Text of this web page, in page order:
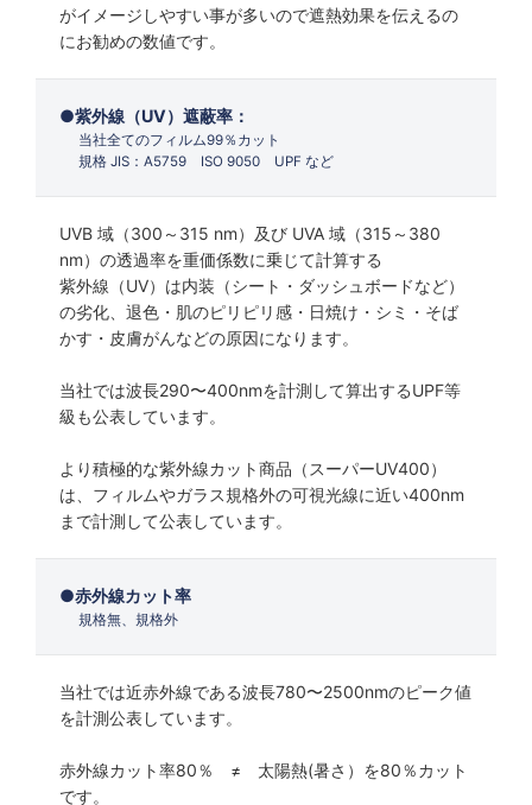
がイメージしやすい事が多いので遮熱効果を伝えるの
にお勧めの数値です。
紫外線（UV）遮蔽率：
当社全てのフィルム99％カット
規格 JIS：A5759 ISO 9050 UPF など
UVB 域（300～315 nm）及び UVA 域（315～380
nm）の透過率を重価係数に乗じて計算する
紫外線（UV）は内装（シート・ダッシュボードなど）
の劣化、退色・肌のピリピリ感・日焼け・シミ・そば
かす・皮膚がんなどの原因になります。
当社では波長290〜400nmを計測して算出するUPF等
級も公表しています。
より積極的な紫外線カット商品（スーパーUV400）
は、フィルムやガラス規格外の可視光線に近い400nm
まで計測して公表しています。
赤外線カット率
規格無、規格外
当社では近赤外線である波長780〜2500nmのピーク値
を計測公表しています。
赤外線カット率80％ ≠ 太陽熱(暑さ）を80％カット
です。